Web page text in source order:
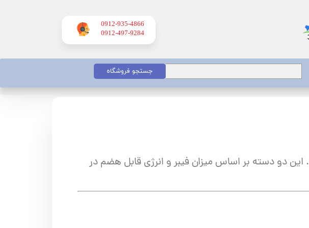
0912-935-4866
​​​​​​​0912-497-9284
جستجو فروشگاه
. این دو دسته بر اساس میزان فیبر و انرژی قابل هضم در